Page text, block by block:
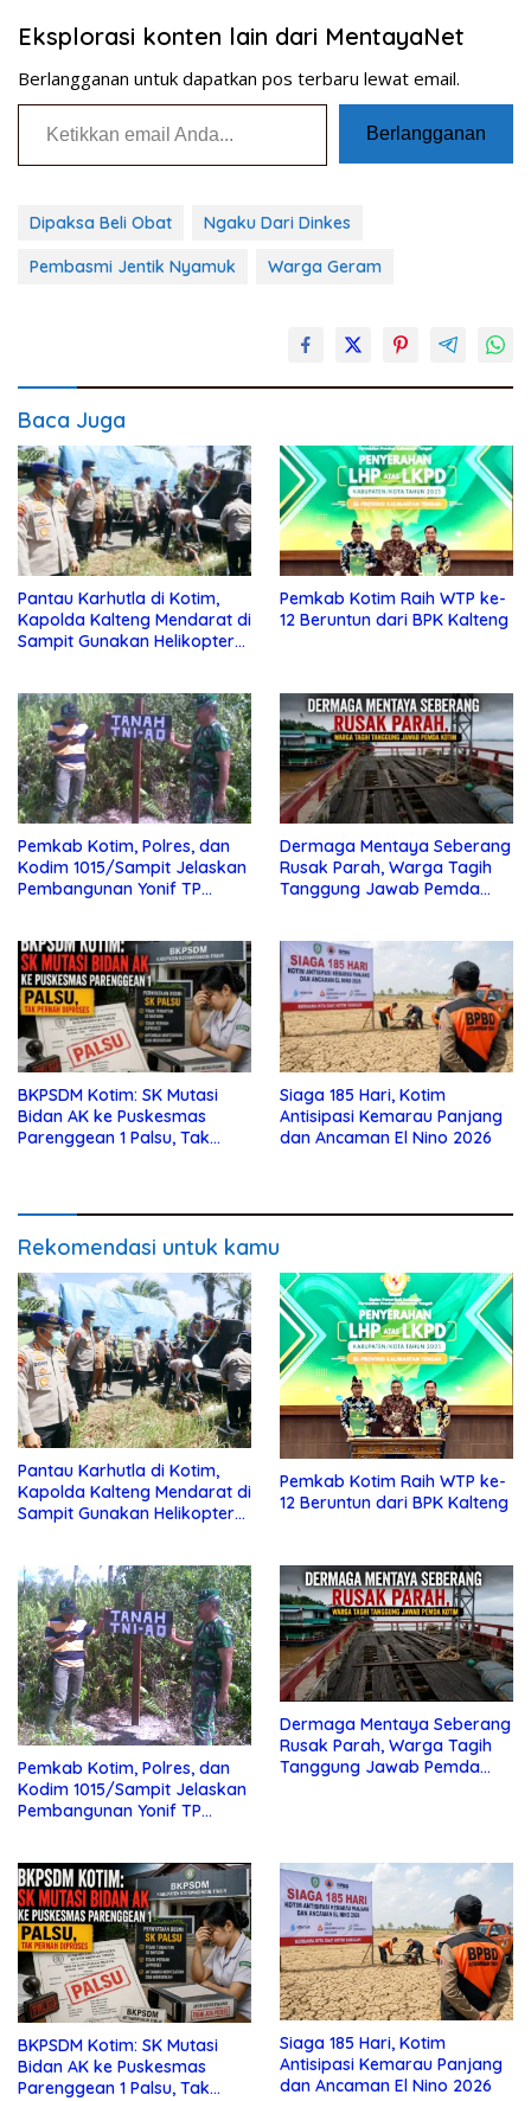
Eksplorasi konten lain dari MentayaNet
Berlangganan untuk dapatkan pos terbaru lewat email.
Ketikkan email Anda...
Berlangganan
Dipaksa Beli Obat Ngaku Dari Dinkes
Pembasmi Jentik Nyamuk Warga Geram
Baca Juga
Pantau Karhutla di Kotim,
Kapolda Kalteng Mendarat di
Sampit Gunakan Helikopter
Pemkab Kotim Raih WTP ke-
12 Beruntun dari BPK Kalteng
Pemkab Kotim, Polres, dan
Kodim 1015/Sampit Jelaskan
Pembangunan Yonif TP
Dermaga Mentaya Seberang
Rusak Parah, Warga Tagih
Tanggung Jawab Pemda
BKPSDM Kotim: SK Mutasi
Bidan AK ke Puskesmas
Parenggean 1 Palsu, Tak
Siaga 185 Hari, Kotim
Antisipasi Kemarau Panjang
dan Ancaman El Nino 2026
Rekomendasi untuk kamu
Pantau Karhutla di Kotim,
Kapolda Kalteng Mendarat di
Sampit Gunakan Helikopter
Pemkab Kotim Raih WTP ke-
12 Beruntun dari BPK Kalteng
Pemkab Kotim, Polres, dan
Kodim 1015/Sampit Jelaskan
Pembangunan Yonif TP
Dermaga Mentaya Seberang
Rusak Parah, Warga Tagih
Tanggung Jawab Pemda
BKPSDM Kotim: SK Mutasi
Bidan AK ke Puskesmas
Parenggean 1 Palsu, Tak
Siaga 185 Hari, Kotim
Antisipasi Kemarau Panjang
dan Ancaman El Nino 2026